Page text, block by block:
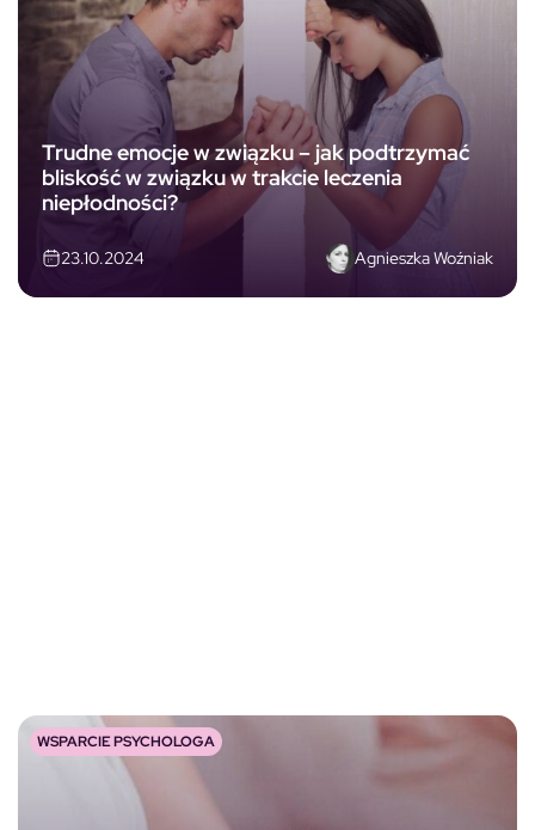
Trudne emocje w związku – jak podtrzymać
bliskość w związku w trakcie leczenia
niepłodności?
23.10.2024 Agnieszka Woźniak
WSPARCIE PSYCHOLOGA